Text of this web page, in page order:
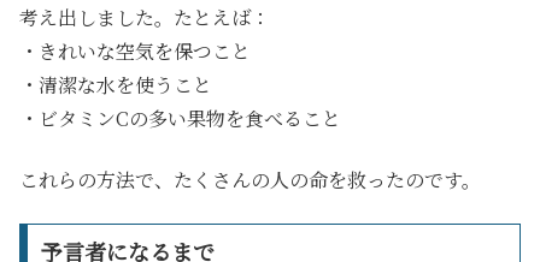
考え出しました。たとえば：
・きれいな空気を保つこと
・清潔な水を使うこと
・ビタミンCの多い果物を食べること
これらの方法で、たくさんの人の命を救ったのです。
予言者になるまで